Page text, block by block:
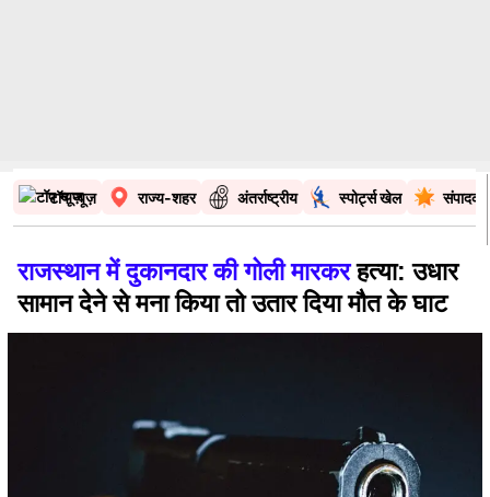
टॉप न्यूज़ राज्य-शहर अंतर्राष्ट्रीय स्पोर्ट्स खेल
राजस्थान में दुकानदार की गोली मारकरहत्या: उधार
सामान देने से मना किया तो उतार दिया मौत के घाट